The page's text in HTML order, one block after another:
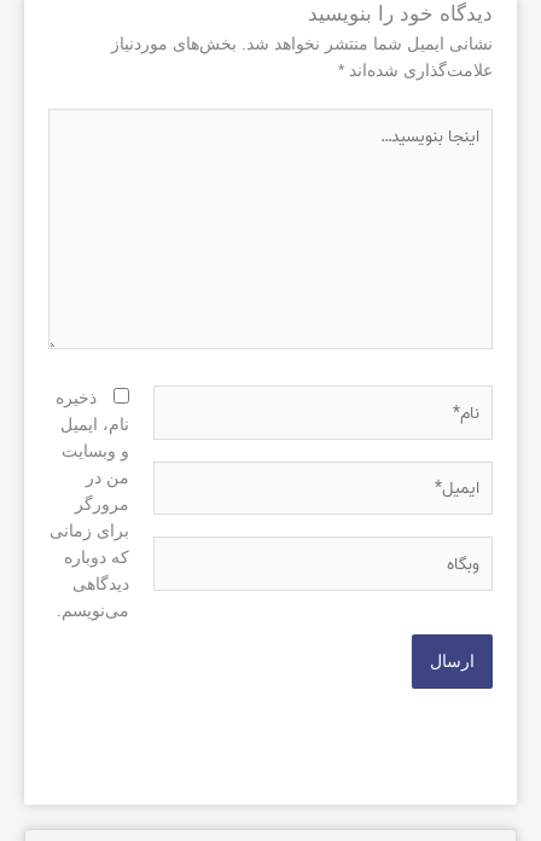
دیدگاه‌ خود را بنویسید
نشانی ایمیل شما منتشر نخواهد شد.
بخش‌های موردنیاز
علامت‌گذاری شده‌اند *
بنویسید…
ذخیره
نام، ایمیل
و وبسایت
من در
مرورگر
برای زمانی
که دوباره
دیدگاهی
می‌نویسم.